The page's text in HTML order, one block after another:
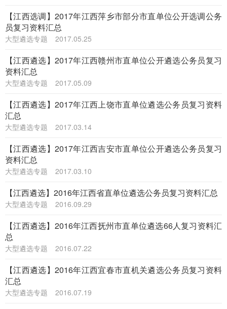
【江西选调】2017年江西萍乡市部分市直单位公开选调公务
员复习资料汇总
大型遴选专题 2017.05.25
【江西遴选】2017年江西赣州市直单位公开遴选公务员复习
资料汇总
大型遴选专题 2017.05.09
【江西遴选】2017年江西上饶市直单位遴选公务员复习资料
汇总
大型遴选专题 2017.03.14
【江西遴选】2017年江西吉安市直单位公开遴选公务员复习
资料汇总
大型遴选专题 2017.03.10
【江西遴选】2016年江西省直单位遴选公务员复习资料汇总
大型遴选专题 2016.09.29
【江西遴选】2016年江西抚州市直单位遴选66人复习资料汇
总
大型遴选专题 2016.07.22
【江西遴选】2016年江西宜春市直机关遴选公务员复习资料
汇总
大型遴选专题 2016.07.19